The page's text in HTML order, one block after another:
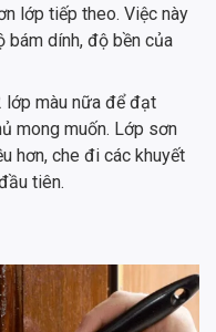
lớp tiếp theo. Việc này
dính, độ bền của
lớp màu nữa để đạt
mong muốn. Lớp sơn
hơn, che đi các khuyết
tiên.